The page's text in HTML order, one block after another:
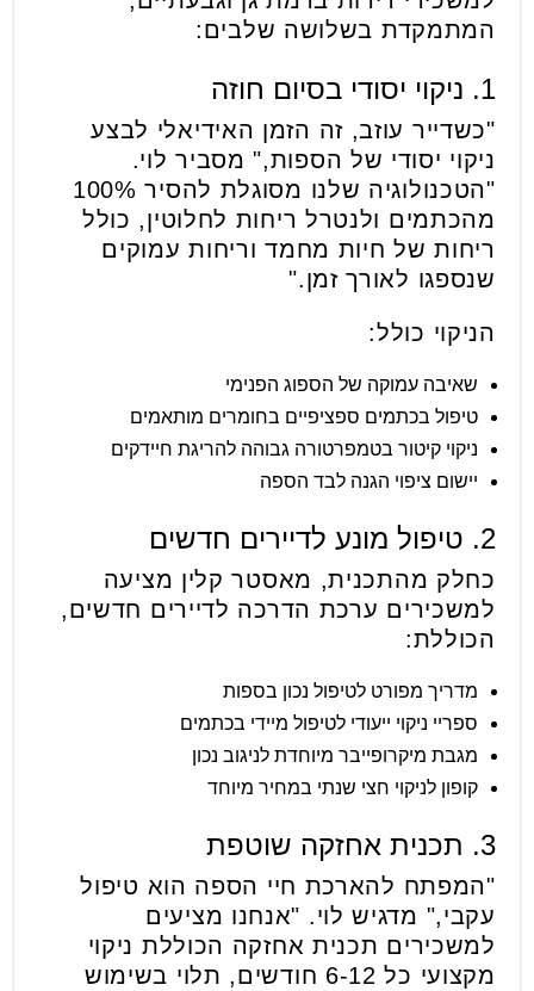
המתמקדת בשלושה שלבים:
1. ניקוי יסודי בסיום חוזה
"כשדייר עוזב, זה הזמן האידיאלי לבצע
ניקוי יסודי של הספות," מסביר לוי.
"הטכנולוגיה שלנו מסוגלת להסיר 100%
מהכתמים ולנטרל ריחות לחלוטין, כולל
ריחות של חיות מחמד וריחות עמוקים
שנספגו לאורך זמן."
הניקוי כולל:
שאיבה עמוקה של הספוג הפנימי
טיפול בכתמים ספציפיים בחומרים מותאמים
ניקוי קיטור בטמפרטורה גבוהה להריגת חיידקים
יישום ציפוי הגנה לבד הספה
2. טיפול מונע לדיירים חדשים
כחלק מהתכנית, מאסטר קלין מציעה
למשכירים ערכת הדרכה לדיירים חדשים,
הכוללת:
מדריך מפורט לטיפול נכון בספות
ספריי ניקוי ייעודי לטיפול מיידי בכתמים
מגבת מיקרופייבר מיוחדת לניגוב נכון
קופון לניקוי חצי שנתי במחיר מיוחד
3. תכנית אחזקה שוטפת
"המפתח להארכת חיי הספה הוא טיפול
עקבי," מדגיש לוי. "אנחנו מציעים
למשכירים תכנית אחזקה הכוללת ניקוי
מקצועי כל 6-12 חודשים, תלוי בשימוש